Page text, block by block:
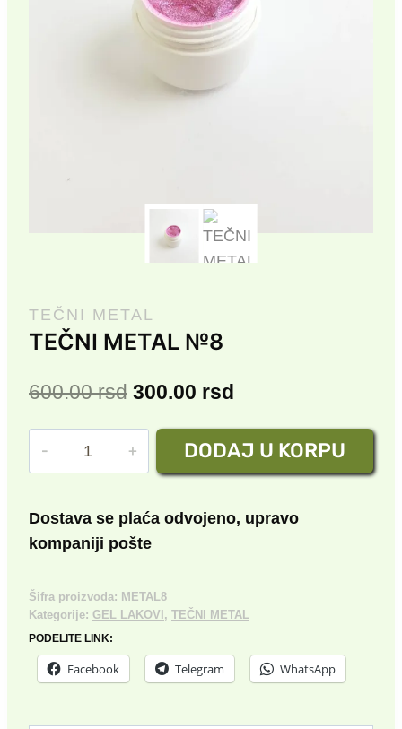
TEČNI METAL
TEČNI METAL №8
600.00rsd Originalna
cena
je
600.00 rsd.
300.00 rsd
cena
je:
količina
DODAJ U KORPU
Dostava se plaća odvojeno, upravo
kompaniji pošte
Šifra proizvoda: METAL8
Kategorije: GEL LAKOVI , TEČNI METAL
PODELITE LINK:
Facebook Telegram WhatsApp